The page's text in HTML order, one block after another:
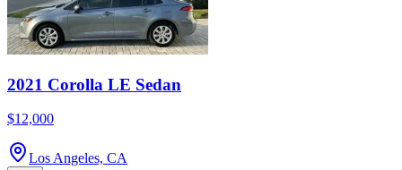
2021 Corolla LE Sedan
$12,000
Los Angeles, CA